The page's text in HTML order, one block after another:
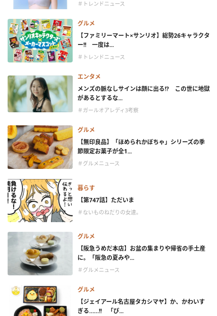
＃トレンドニュース
グルメ
【ファミリーマート×サンリオ】総勢26キャラクタ
ー!! 一度は...
＃トレンドニュース
エンタメ
メンズの脈なしサインは顔に出る!? この世に地獄
があるとするな...
＃ガールオアレディ3考察
グルメ
【無印良品】「ほめられかぼちゃ」シリーズの季
節限定お菓子が全1...
＃グルメニュース
暮らす
【第747話】ただいま
＃ないものねだりの女達。
グルメ
【阪急うめだ本店】お盆の集まりや帰省の手土産
に。「阪急の夏みや...
＃グルメニュース
グルメ
【ジェイアール名古屋タカシマヤ】か、かわいす
ぎる……!! 「ぴ...